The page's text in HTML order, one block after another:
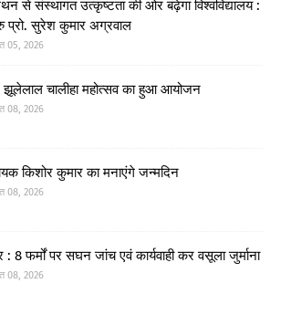
से संस्थागत उत्कृष्टता की ओर बढ़ेगा विश्वविद्यालय :
सुरेश कुमार अग्रवाल
05, 2026
झूलेलाल चालीहा महोत्सव का हुआ आयोजन
08, 2026
किशोर कुमार का मनाएंगे जन्मदिन
08, 2026
8 फर्मों पर सघन जांच एवं कार्यवाही कर वसूला जुर्माना
08, 2026